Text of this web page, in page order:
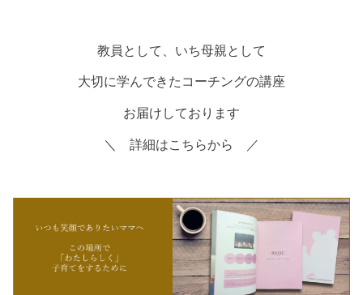
教員として、いち母親として
大切に学んできたコーチングの講座
お届けしております
＼ 詳細はこちらから ／